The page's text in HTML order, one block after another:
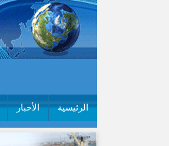
الرئيسية الأخبار